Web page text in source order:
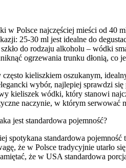
w Polsce najczęściej mieści od 40
25-30 ml jest idealne do
do rodzaju alkoholu – wódki
ogrzewania trunku dłonią, co
kieliszkiem oszukanym,
wybór, najlepiej sprawdzi
kieliszek wódki, który stanowi
naczynie, w którym serwować
jest standardowa pojemność?
spotykana standardowa
że w Polsce tradycyjnie utarło
że w USA standardowa